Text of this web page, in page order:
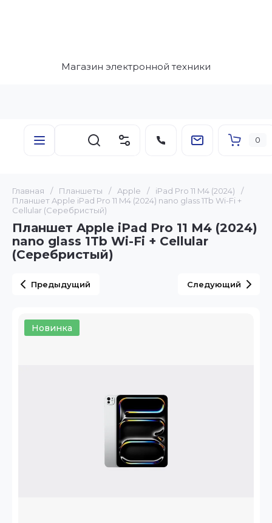
Магазин электронной техники
0
Главная / Планшеты / Apple / iPad Pro 11 M4 (2024)
/
Планшет Apple iPad Pro 11 M4 (2024) nano glass 1Tb Wi-Fi +
Cellular (Серебристый)
Планшет Apple iPad Pro 11 M4 (2024)
nano glass 1Tb Wi-Fi + Cellular
(Серебристый)
Предыдущий Следующий
Новинка